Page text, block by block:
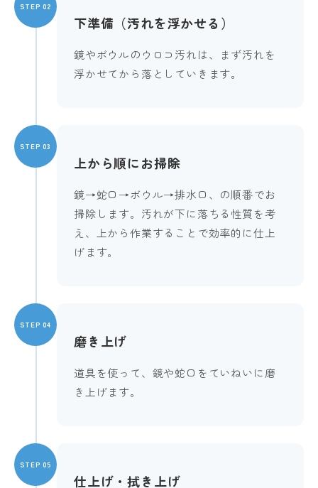
STEP 02
下準備（汚れを浮かせる）
鏡やボウルのウロコ汚れは、まず汚れを
浮かせてから落としていきます。
STEP 03
上から順にお掃除
鏡→蛇口→ボウル→排水口、の順番でお
掃除します。汚れが下に落ちる性質を考
え、上から作業することで効率的に仕上
げます。
STEP 04
磨き上げ
道具を使って、鏡や蛇口をていねいに磨
き上げます。
STEP 05
仕上げ・拭き上げ